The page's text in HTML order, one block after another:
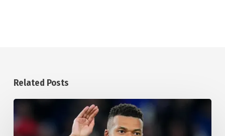
Related Posts
Federación
Internacional